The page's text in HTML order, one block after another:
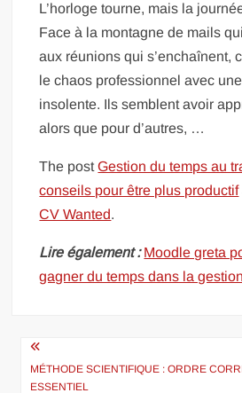
L’horloge tourne, mais la
Face à la montagne de mails
aux réunions qui s’enchaînent,
le chaos professionnel avec
insolente. Ils semblent avoir
alors que pour d’autres, …
The postGestion du temps au
conseils pour être plus productif
CV Wanted.
Lire également : Moodle greta
gagner du temps dans la
Navigation
de
MÉTHODE SCIENTIFIQUE : ORDRE
ESSENTIEL